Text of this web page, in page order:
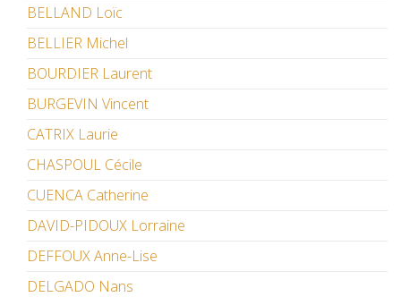
BELLAND Loïc
BELLIER Michel
BOURDIER Laurent
BURGEVIN Vincent
CATRIX Laurie
CHASPOUL Cécile
CUENCA Catherine
DAVID-PIDOUX Lorraine
DEFFOUX Anne-Lise
DELGADO Nans